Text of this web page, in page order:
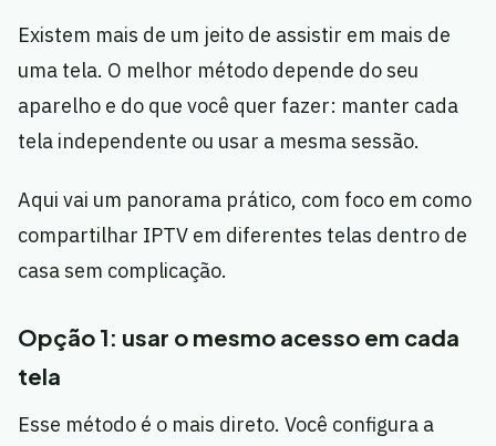
Existem mais de um jeito de assistir em mais de
uma tela. O melhor método depende do seu
aparelho e do que você quer fazer: manter cada
tela independente ou usar a mesma sessão.
Aqui vai um panorama prático, com foco em como
compartilhar IPTV em diferentes telas dentro de
casa sem complicação.
Opção 1: usar o mesmo acesso em cada
tela
Esse método é o mais direto. Você configura a